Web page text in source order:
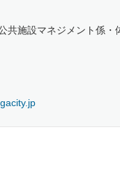
共施設マネジメント係